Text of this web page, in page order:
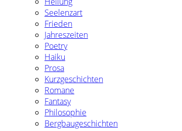
Seelenzart
Frieden
Jahreszeiten
Poetry
Haiku
Prosa
Kurzgeschichten
Romane
Fantasy
Philosophie
Bergbaugeschichten